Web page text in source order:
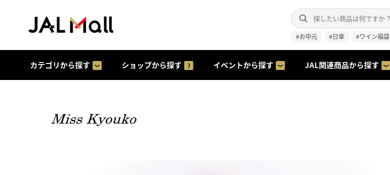
#お中元 #日傘 #ワイン福袋
カテゴリから探す ショップから探す イベントから探す JAL関連商品から探す